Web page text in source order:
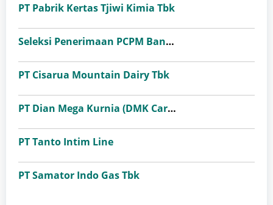
PT Pabrik Kertas Tjiwi Kimia Tbk
Seleksi Penerimaan PCPM Bank Indonesia Angkatan 41
PT Cisarua Mountain Dairy Tbk
PT Dian Mega Kurnia (DMK Cargo)
PT Tanto Intim Line
PT Samator Indo Gas Tbk